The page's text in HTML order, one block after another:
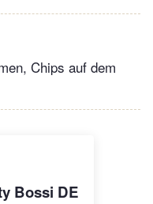
Chips auf dem
Bossi DE